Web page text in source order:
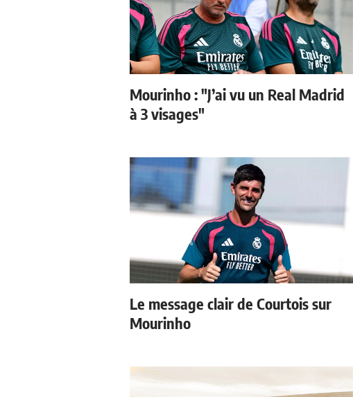
Mourinho : "J’ai vu un Real Madrid
à 3 visages"
Le message clair de Courtois sur
Mourinho